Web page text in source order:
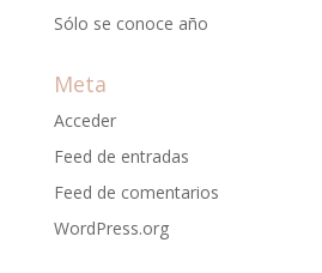
Sólo se conoce año
Meta
Acceder
Feed de entradas
Feed de comentarios
WordPress.org